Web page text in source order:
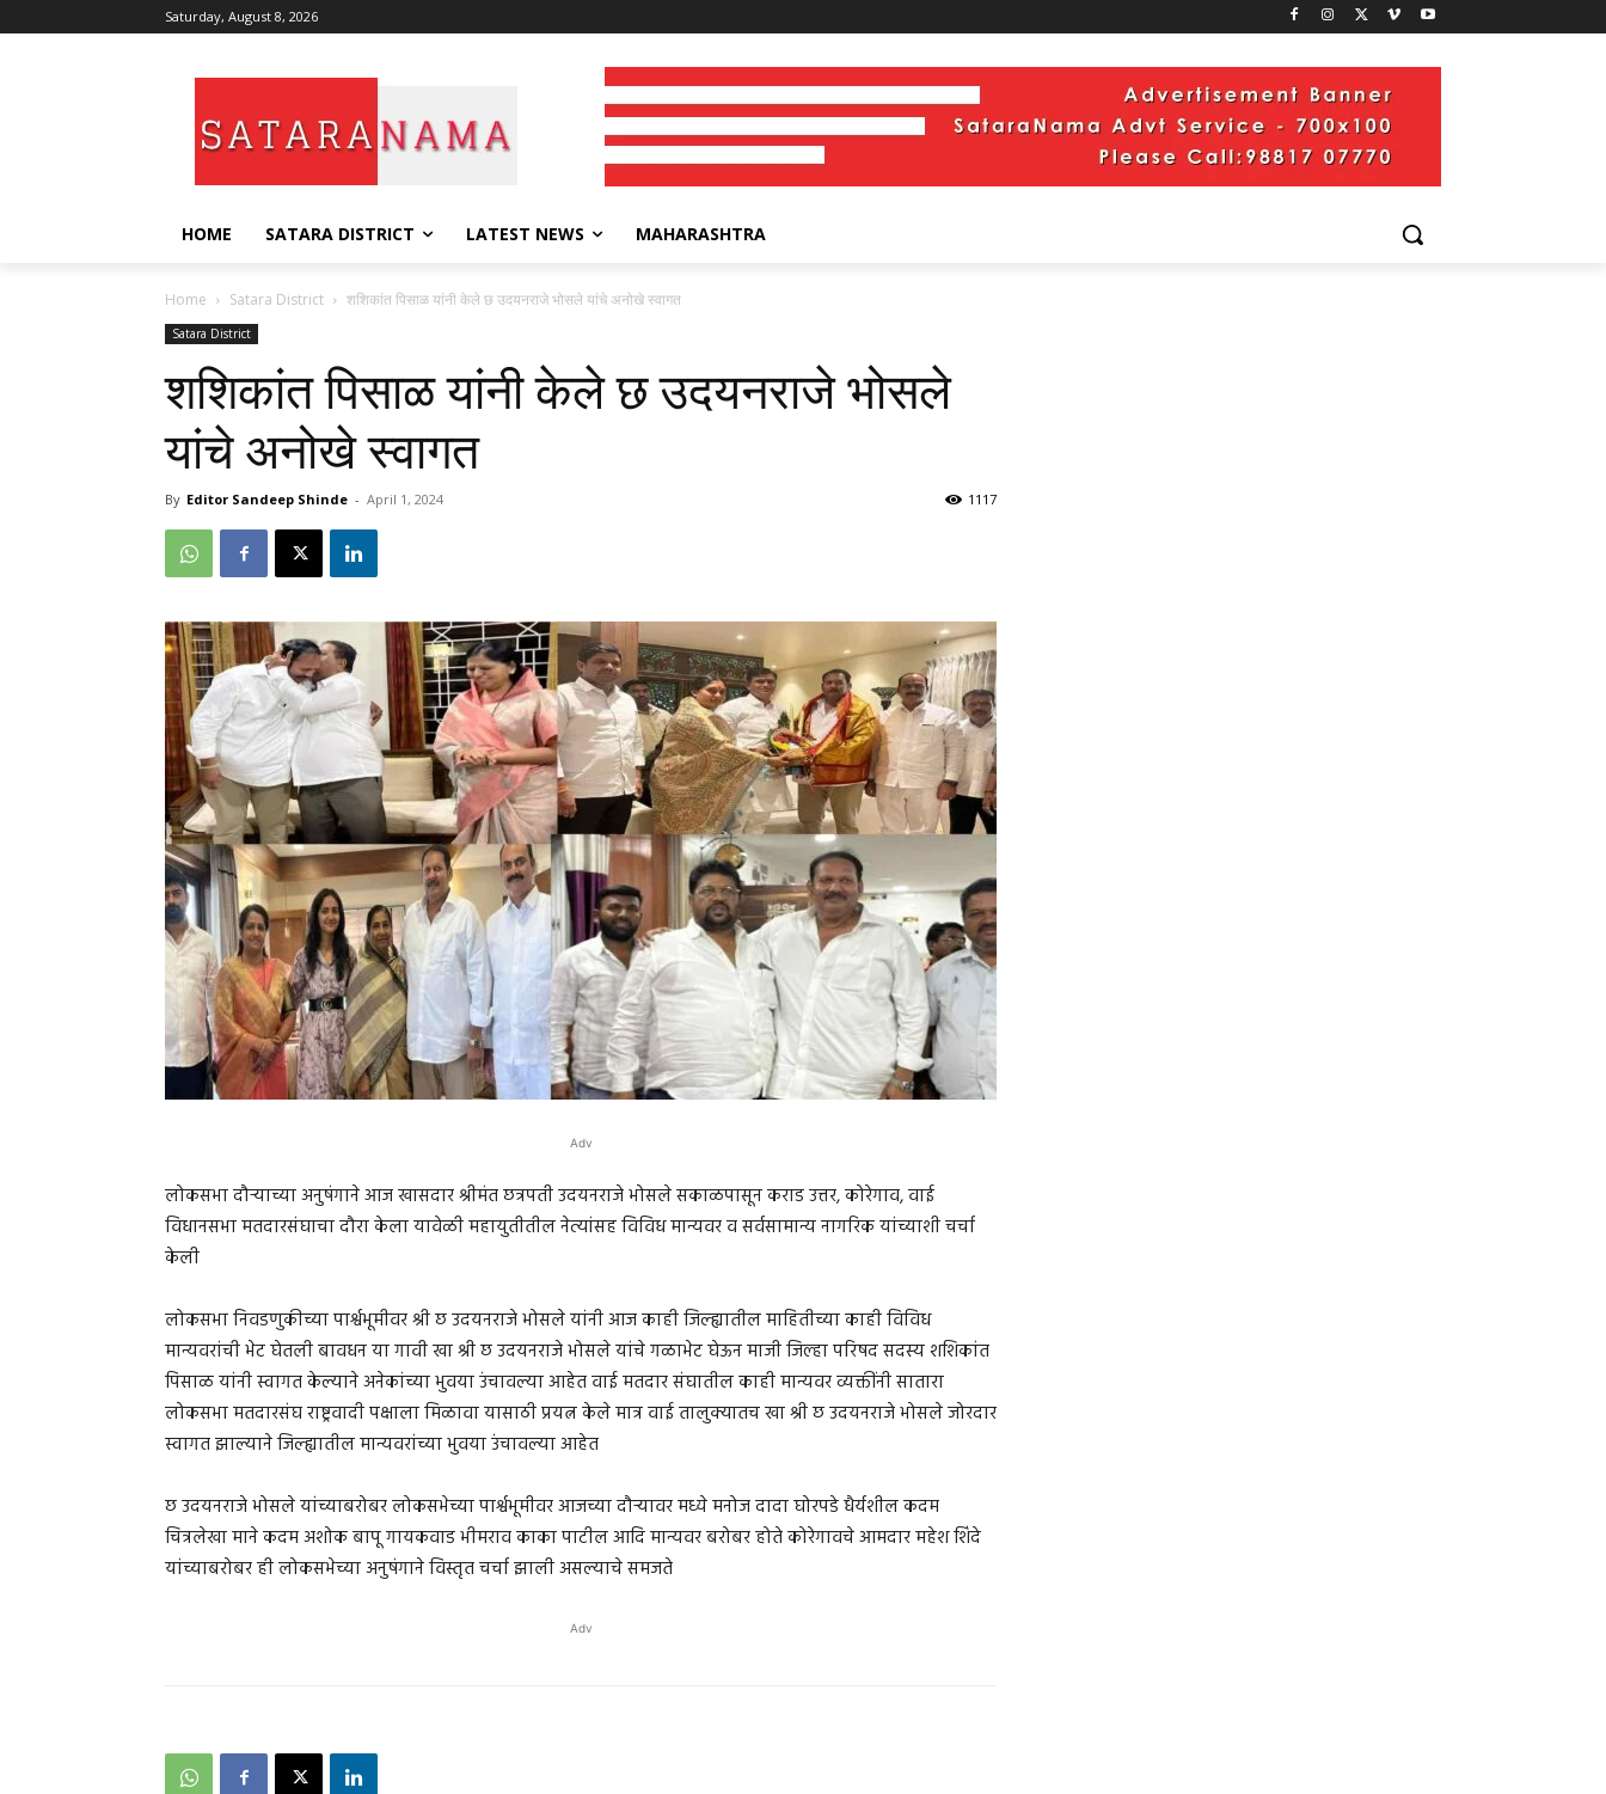
Saturday, August 8, 2026
HOME SATARA DISTRICT LATEST NEWS MAHARASHTRA
Home Satara District शशिकांत पिसाळ यांनी केले छ उदयनराजे भोसले यांचे अनोखे स्वागत
Satara District
शशिकांत पिसाळ यांनी केले छ उदयनराजे भोसले
यांचे अनोखे स्वागत
By Editor Sandeep Shinde - April 1, 2024 1117
Adv
लोकसभा दौऱ्याच्या अनुषंगाने आज खासदार श्रीमंत छत्रपती उदयनराजे भोसले सकाळपासून कराड उत्तर, कोरेगाव, वाई
विधानसभा मतदारसंघाचा दौरा केला यावेळी महायुतीतील नेत्यांसह विविध मान्यवर व सर्वसामान्य नागरिक यांच्याशी चर्चा
केली
लोकसभा निवडणुकीच्या पार्श्वभूमीवर श्री छ उदयनराजे भोसले यांनी आज काही जिल्ह्यातील माहितीच्या काही विविध
मान्यवरांची भेट घेतली बावधन या गावी खा श्री छ उदयनराजे भोसले यांचे गळाभेट घेऊन माजी जिल्हा परिषद सदस्य शशिकांत
पिसाळ यांनी स्वागत केल्याने अनेकांच्या भुवया उंचावल्या आहेत वाई मतदार संघातील काही मान्यवर व्यक्तींनी सातारा
लोकसभा मतदारसंघ राष्ट्रवादी पक्षाला मिळावा यासाठी प्रयत्न केले मात्र वाई तालुक्यातच खा श्री छ उदयनराजे भोसले जोरदार
स्वागत झाल्याने जिल्ह्यातील मान्यवरांच्या भुवया उंचावल्या आहेत
छ उदयनराजे भोसले यांच्याबरोबर लोकसभेच्या पार्श्वभूमीवर आजच्या दौऱ्यावर मध्ये मनोज दादा घोरपडे धैर्यशील कदम
चित्रलेखा माने कदम अशोक बापू गायकवाड भीमराव काका पाटील आदि मान्यवर बरोबर होते कोरेगावचे आमदार महेश शिंदे
यांच्याबरोबर ही लोकसभेच्या अनुषंगाने विस्तृत चर्चा झाली असल्याचे समजते
Adv